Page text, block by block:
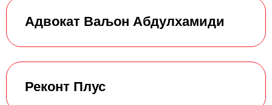
Адвокат Ваљон Абдулхамиди
Реконт Плус